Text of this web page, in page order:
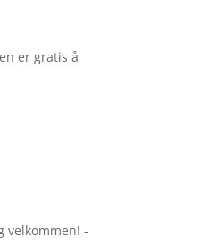
er gratis å
velkommen! -